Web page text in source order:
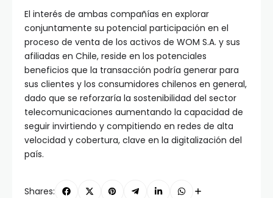
El interés de ambas compañías en explorar
conjuntamente su potencial participación en el
proceso de venta de los activos de WOM S.A. y sus
afiliadas en Chile, reside en los potenciales
beneficios que la transacción podría generar para
sus clientes y los consumidores chilenos en general,
dado que se reforzaría la sostenibilidad del sector
telecomunicaciones aumentando la capacidad de
seguir invirtiendo y compitiendo en redes de alta
velocidad y cobertura, clave en la digitalización del
país.
Shares: